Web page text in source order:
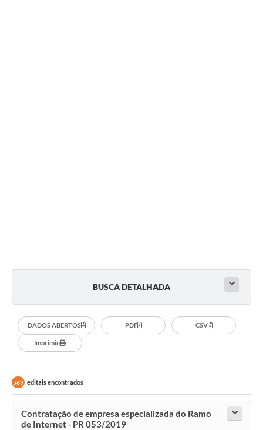
BUSCA DETALHADA
DADOS ABERTOS PDF CSV
Imprimir
569 editais encontrados
Contratação de empresa especializada do Ramo
de Internet - PR 053/2019